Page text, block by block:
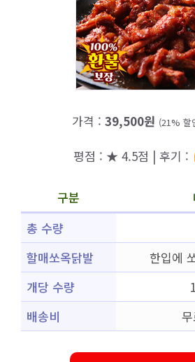
가격 : 39,500원 (21% 할
평점 : ★ 4.5점 | 후기 :
구분
총 수량
할매쏘옥닭발
한입에
개당 수량
배송비